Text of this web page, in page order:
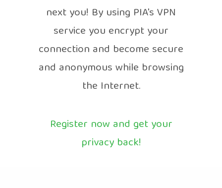
next you! By using PIA's VPN
service you encrypt your
connection and become secure
and anonymous while browsing
the Internet.
Register now and get your
privacy back!